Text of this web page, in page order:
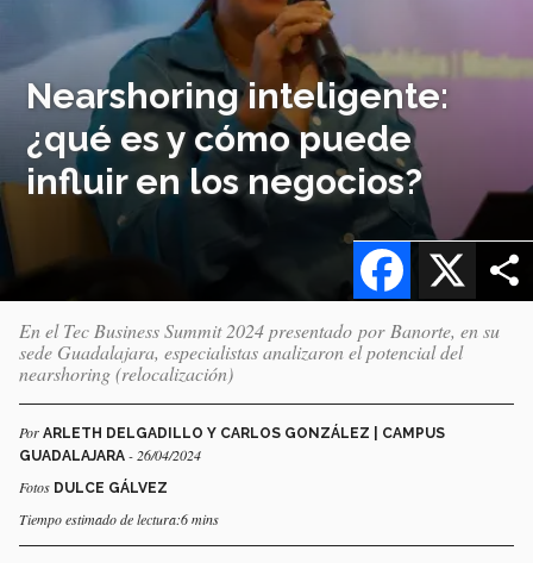
Nearshoring inteligente:
¿qué es y cómo puede
influir en los negocios?
X
Facebook
En el Tec Business Summit 2024 presentado por Banorte, en su
sede Guadalajara, especialistas analizaron el potencial del
nearshoring (relocalización)
Por ARLETH DELGADILLO Y CARLOS GONZÁLEZ | CAMPUS
GUADALAJARA - 26/04/2024
Fotos DULCE GÁLVEZ
Tiempo estimado de lectura:6 mins